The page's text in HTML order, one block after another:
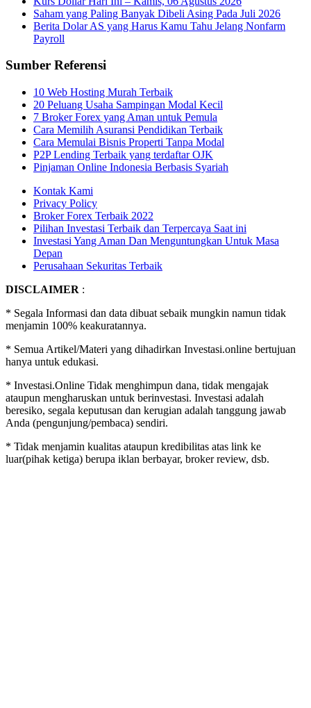
Saham yang Paling Banyak Dibeli Asing Pada Juli 2026
Berita Dolar AS yang Harus Kamu Tahu Jelang Nonfarm
Payroll
Sumber Referensi
10 Web Hosting Murah Terbaik
20 Peluang Usaha Sampingan Modal Kecil
7 Broker Forex yang Aman untuk Pemula
Cara Memilih Asuransi Pendidikan Terbaik
Cara Memulai Bisnis Properti Tanpa Modal
P2P Lending Terbaik yang terdaftar OJK
Pinjaman Online Indonesia Berbasis Syariah
Kontak Kami
Privacy Policy
Broker Forex Terbaik 2022
Pilihan Investasi Terbaik dan Terpercaya Saat ini
Investasi Yang Aman Dan Menguntungkan Untuk Masa
Depan
Perusahaan Sekuritas Terbaik
DISCLAIMER :
* Segala Informasi dan data dibuat sebaik mungkin namun tidak
menjamin 100% keakuratannya.
* Semua Artikel/Materi yang dihadirkan Investasi.online bertujuan
hanya untuk edukasi.
* Investasi.Online Tidak menghimpun dana, tidak mengajak
ataupun mengharuskan untuk berinvestasi. Investasi adalah
beresiko, segala keputusan dan kerugian adalah tanggung jawab
Anda (pengunjung/pembaca) sendiri.
* Tidak menjamin kualitas ataupun kredibilitas atas link ke
luar(pihak ketiga) berupa iklan berbayar, broker review, dsb.